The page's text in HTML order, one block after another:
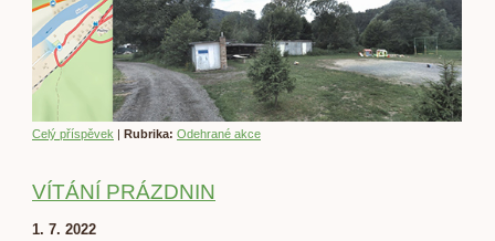
Celý příspěvek | Rubrika: Odehrané akce
VÍTÁNÍ PRÁZDNIN
1. 7. 2022